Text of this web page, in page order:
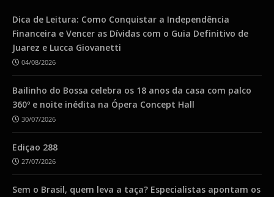
Dica de Leitura: Como Conquistar a Independência
Financeira e Vencer as Dívidas com o Guia Definitivo de
Juarez e Lucca Giovanetti
04/08/2026
Bailinho do Bossa celebra os 18 anos da casa com palco
360º e noite inédita na Ópera Concept Hall
30/07/2026
Ediçao 288
27/07/2026
Sem o Brasil, quem leva a taça? Especialistas apontam os